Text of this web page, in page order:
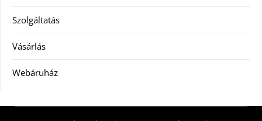
Szolgáltatás
Vásárlás
Webáruház